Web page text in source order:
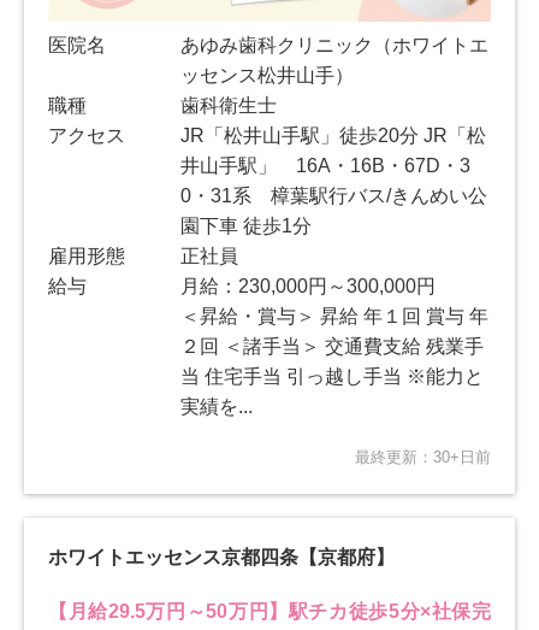
医院名
あゆみ歯科クリニック（ホワイトエ
ッセンス松井山手）
職種
歯科衛生士
アクセス
JR「松井山手駅」徒歩20分 JR「松
井山手駅」 16A・16B・67D・3
0・31系 樟葉駅行バス/きんめい公
園下車 徒歩1分
雇用形態
正社員
給与
月給：230,000円～300,000円
＜昇給・賞与＞ 昇給 年１回 賞与 年
２回 ＜諸手当＞ 交通費支給 残業手
当 住宅手当 引っ越し手当 ※能力と
実績を...
最終更新：30+日前
ホワイトエッセンス京都四条【京都府】
【月給29.5万円～50万円】駅チカ徒歩5分×社保完